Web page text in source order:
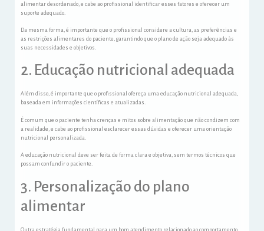
alimentar desordenado, e cabe ao profissional identificar esses fatores e oferecer um
suporte adequado.
Da mesma forma, é importante que o profissional considere a cultura, as preferências e
as restrições alimentares do paciente, garantindo que o plano de ação seja adequado às
suas necessidades e objetivos.
2. Educação nutricional adequada
Além disso, é importante que o profissional ofereça uma educação nutricional adequada,
baseada em informações científicas e atualizadas.
É comum que o paciente tenha crenças e mitos sobre alimentação que não condizem com
a realidade, e cabe ao profissional esclarecer essas dúvidas e oferecer uma orientação
nutricional personalizada.
A educação nutricional deve ser feita de forma clara e objetiva, sem termos técnicos que
possam confundir o paciente.
3. Personalização do plano
alimentar
Outra estratégia fundamental para um bom atendimento relacionado ao comportamento